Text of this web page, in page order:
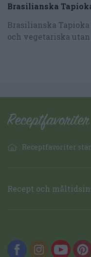
Brasilianska
Brasilianska
och vegetariska utan
Receptfavoriter
Recept och